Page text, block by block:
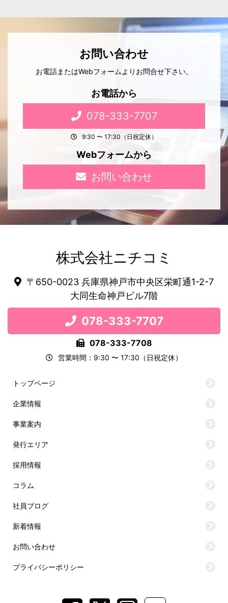
お問い合わせ
お電話またはWebフォームよりお問合せ下さい。
お電話から
078-333-7707
9:30 〜 17:30（日祝定休）
Webフォームから
お問い合わせ
株式会社ニチコミ
〒650-0023 兵庫県神戸市中央区栄町通1-2-7
大同生命神戸ビル7階
078-333-7707
078-333-7708
営業時間：9:30 〜 17:30（日祝定休）
トップページ
企業情報
事業案内
発行エリア
採用情報
コラム
社員ブログ
新着情報
お問い合わせ
プライバシーポリシー